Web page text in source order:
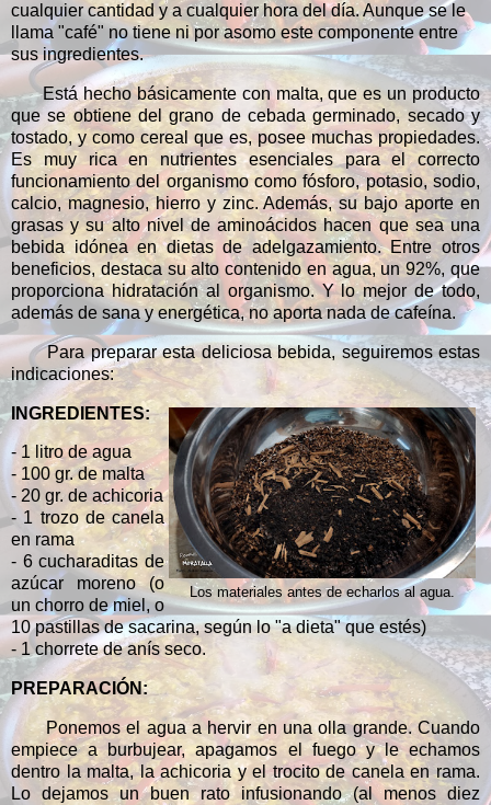
cualquier cantidad y a cualquier hora del día. Aunque se le
llama "café" no tiene ni por asomo este componente entre
sus ingredientes.
Está hecho básicamente con malta, que es un producto
que se obtiene del grano de cebada germinado, secado y
tostado, y como cereal que es, posee muchas propiedades.
Es muy rica en nutrientes esenciales para el correcto
funcionamiento del organismo como fósforo, potasio, sodio,
calcio, magnesio, hierro y zinc. Además, su bajo aporte en
grasas y su alto nivel de aminoácidos hacen que sea una
bebida idónea en dietas de adelgazamiento. Entre otros
beneficios, destaca su alto contenido en agua, un 92%, que
proporciona hidratación al organismo. Y lo mejor de todo,
además de sana y energética, no aporta nada de cafeína.
Para preparar esta deliciosa bebida, seguiremos estas
indicaciones:
Los materiales antes de echarlos al agua.
INGREDIENTES:
- 1 litro de agua
- 100 gr. de malta
- 20 gr. de achicoria
- 1 trozo de canela
en rama
- 6 cucharaditas de
azúcar moreno (o
un chorro de miel, o
10 pastillas de sacarina, según lo "a dieta" que estés)
- 1 chorrete de anís seco.
PREPARACIÓN:
Ponemos el agua a hervir en una olla grande. Cuando
empiece a burbujear, apagamos el fuego y le echamos
dentro la malta, la achicoria y el trocito de canela en rama.
Lo dejamos un buen rato infusionando (al menos diez